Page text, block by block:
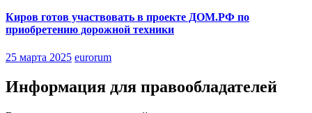
Киров готов участвовать в проекте ДОМ.РФ по
приобретению дорожной техники
25 марта 2025 eurorum
Информация для правообладателей